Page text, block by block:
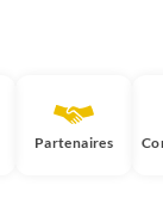
Partenaires